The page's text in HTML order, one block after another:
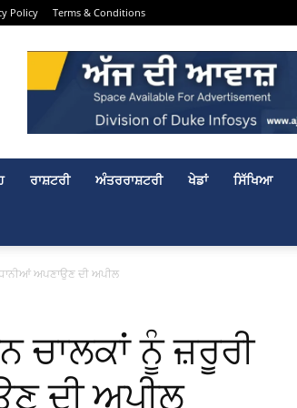
Policy Terms & Conditions
ਰਾਸ਼ਟਰੀ ਅੰਤਰਰਾਸ਼ਟਰੀ ਖੇਡਾਂ ਸਿੱਖਿਆ
ਅਪਣਾਉਣ ਦੀ ਅਪੀਲ
ਚਾਲਕਾਂ ਨੂੰ ਜ਼ਰੂਰੀ
ਦੀ ਅਪੀਲ